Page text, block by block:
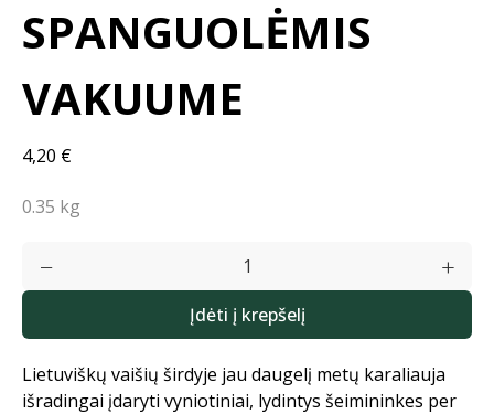
SPANGUOLĖMIS
VAKUUME
4,20 €
0.35 kg
Įdėti į krepšelį
Lietuviškų vaišių širdyje jau daugelį metų karaliauja
išradingai įdaryti vyniotiniai, lydintys šeimininkes per